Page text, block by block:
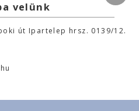
velünk
út Ipartelep hrsz. 0139/12.